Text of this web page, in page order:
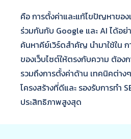
คือ การตั้งค่าและแก้ไขปัญหาของ
ร่วมกันกับ Google และ AI ได้อย่
ค้นหาคีย์เวิร์ดสําคัญ นํามาใช้ใน ก
ของเว็บไซต์ให้ตรงกับความ ต้อง
รวมถึงการตั้งค่าด้าน เทคนิคต่าง
โครงสร้างที่ดีและ รองรับการทํา
ประสิทธิภาพสูงสุด